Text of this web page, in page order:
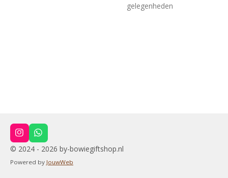
gelegenheden
I
n
s
t
W
h
a
t
© 2024 - 2026 by-bowiegiftshop.nl
Powered by JouwWeb